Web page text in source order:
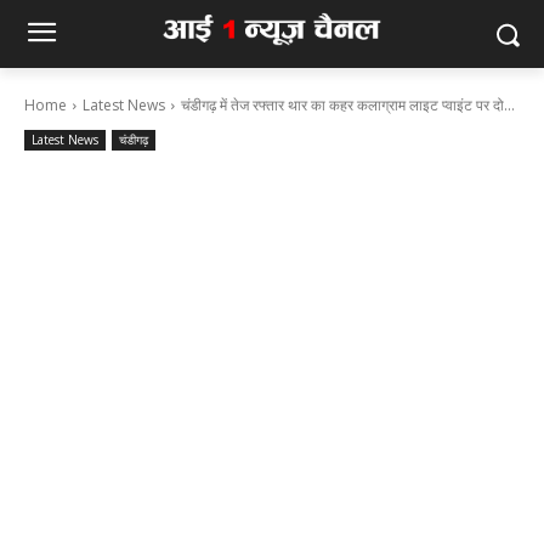
Home Latest News चंडीगढ़ में तेज रफ्तार थार का कहर कलाग्राम लाइट प्वाइंट पर दो...
Latest News चंडीगढ़